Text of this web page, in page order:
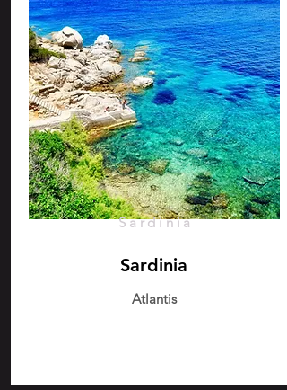
Sardinia
Sardinia
Atlantis